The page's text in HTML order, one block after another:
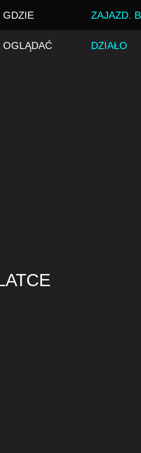
GDZIE
OGLĄDAĆ
ZAJAZD.
DZIAŁO